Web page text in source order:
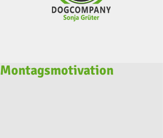
Montagsmotivation